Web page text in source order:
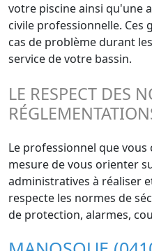
votre piscine ainsi qu'une
civile professionnelle. Ces
cas de problème durant
service de votre bassin.
LE RESPECT DES
Le professionnel que
mesure de vous orienter
administratives à réaliser
respecte les normes de
de protection, alarmes,